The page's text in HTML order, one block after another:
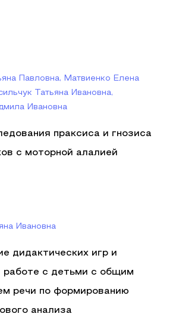
Павловна, Матвиенко Елена
Татьяна Ивановна,
Ивановна
праксиса и гнозиса
с моторной алалией
Ивановна
дидактических игр и
работе с детьми с общим
речи по формированию
анализа